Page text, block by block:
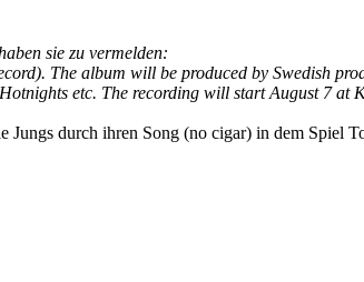
sie zu vermelden:
The album will be produced by Swedish
etc. The recording will start August 7 at
durch ihren Song (no cigar) in dem Spiel